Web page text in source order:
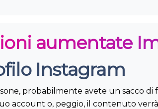
aumentate
Instagram
probabilmente avete un sacco di
account o, peggio, il contenuto